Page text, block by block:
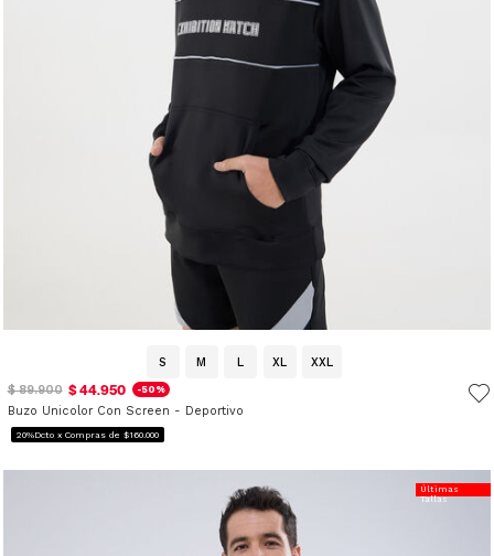
S M L XL
XXL
$ 89.900 $ 44.950 -50%
Buzo Unicolor Con Screen - Deportivo
20%Dcto x Compras de $160.000
Últimas
Tallas